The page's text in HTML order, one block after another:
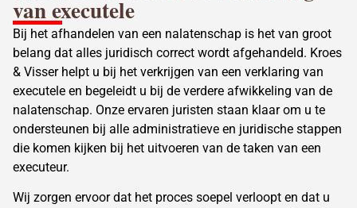
van executele
Bij het afhandelen van een nalatenschap is het van groot
belang dat alles juridisch correct wordt afgehandeld. Kroes
& Visser helpt u bij het verkrijgen van een verklaring van
executele en begeleidt u bij de verdere afwikkeling van de
nalatenschap. Onze ervaren juristen staan klaar om u te
ondersteunen bij alle administratieve en juridische stappen
die komen kijken bij het uitvoeren van de taken van een
executeur.
Wij zorgen ervoor dat het proces soepel verloopt en dat u